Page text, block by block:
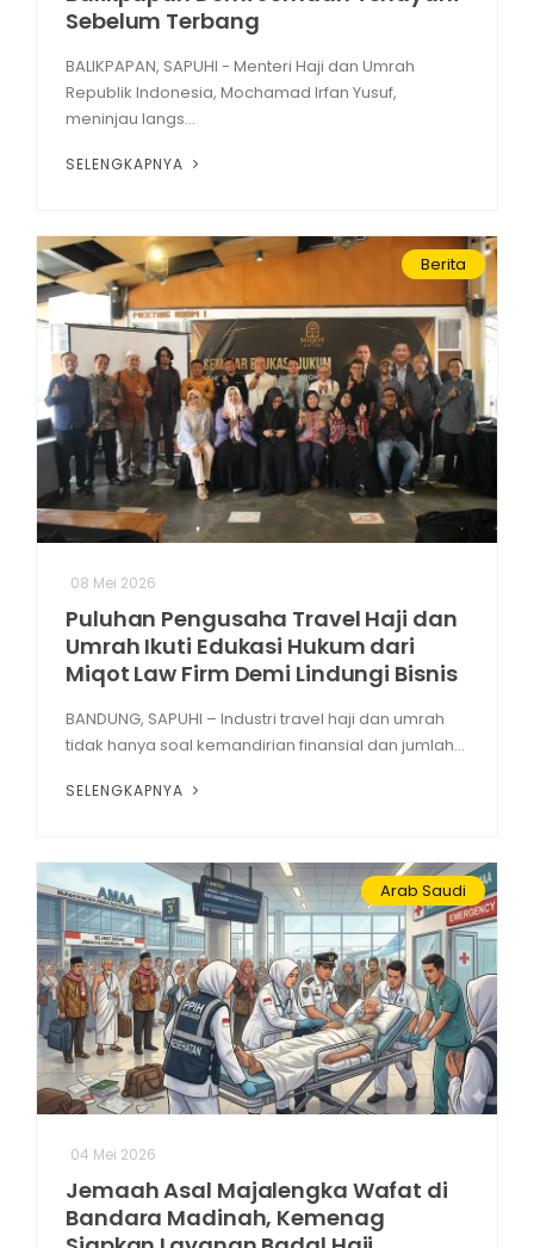
Sebelum Terbang
BALIKPAPAN, SAPUHI - Menteri Haji dan Umrah
Republik Indonesia, Mochamad Irfan Yusuf,
meninjau langs...
SELENGKAPNYA
Berita
08 Mei 2026
Puluhan Pengusaha Travel Haji dan
Umrah Ikuti Edukasi Hukum dari
Miqot Law Firm Demi Lindungi Bisnis
BANDUNG, SAPUHI – Industri travel haji dan umrah
tidak hanya soal kemandirian finansial dan jumlah...
SELENGKAPNYA
Arab Saudi
04 Mei 2026
Jemaah Asal Majalengka Wafat di
Bandara Madinah, Kemenag